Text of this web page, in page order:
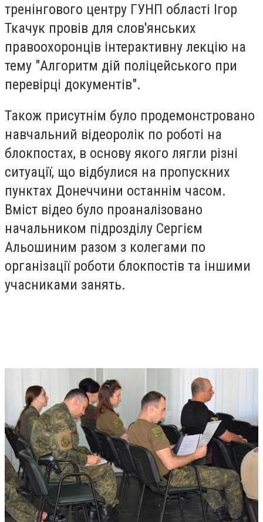
тренінгового центру ГУНП області Ігор
Ткачук провів для слов'янських
правоохоронців інтерактивну лекцію на
тему "Алгоритм дій поліцейського при
перевірці документів".
Також присутнім було продемонстровано
навчальний відеоролік по роботі на
блокпостах, в основу якого лягли різні
ситуації, що відбулися на пропускних
пунктах Донеччини останнім часом.
Вміст відео було проаналізовано
начальником підрозділу Сергієм
Альошиним разом з колегами по
організації роботи блокпостів та іншими
учасниками занять.